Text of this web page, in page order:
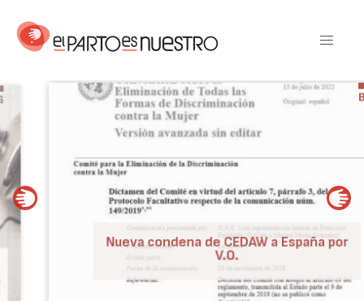
contenido
Nueva condena de CEDAW a España por
BLOG